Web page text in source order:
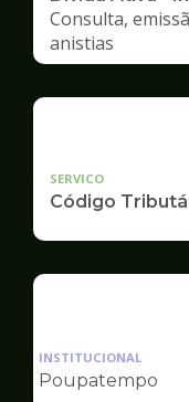
Consulta,
anistias
SERVICO
Código
INSTITUCIONAL
Poupatempo